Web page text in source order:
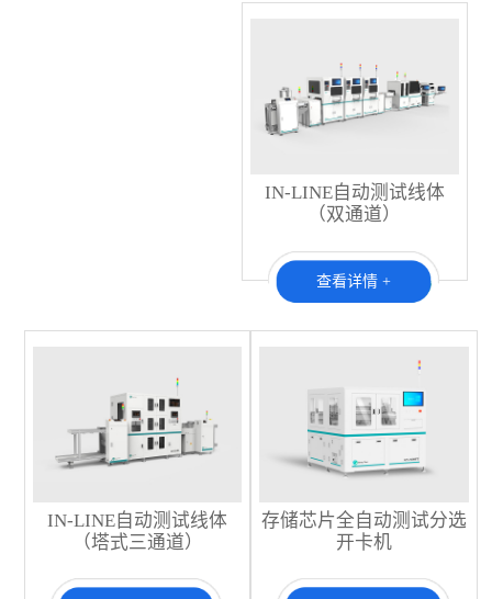
IN-LINE自动测试线体
（双通道）
查看详情 +
IN-LINE自动测试线体
（塔式三通道）
存储芯片全自动测试分选
开卡机